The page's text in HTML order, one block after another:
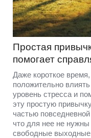
Простая
помогает
Даже короткое
положительно
уровень стресса и
эту простую
частью
что для нее не
свободные